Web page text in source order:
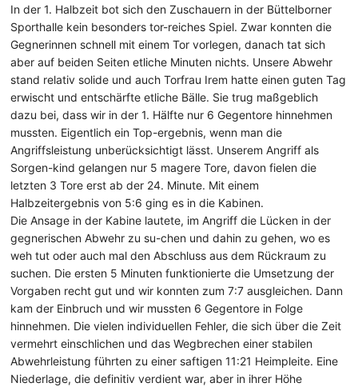
In der 1. Halbzeit bot sich den Zuschauern in der Büttelborner
Sporthalle kein besonders tor-reiches Spiel. Zwar konnten die
Gegnerinnen schnell mit einem Tor vorlegen, danach tat sich
aber auf beiden Seiten etliche Minuten nichts. Unsere Abwehr
stand relativ solide und auch Torfrau Irem hatte einen guten Tag
erwischt und entschärfte etliche Bälle. Sie trug maßgeblich
dazu bei, dass wir in der 1. Hälfte nur 6 Gegentore hinnehmen
mussten. Eigentlich ein Top-ergebnis, wenn man die
Angriffsleistung unberücksichtigt lässt. Unserem Angriff als
Sorgen-kind gelangen nur 5 magere Tore, davon fielen die
letzten 3 Tore erst ab der 24. Minute. Mit einem
Halbzeitergebnis von 5:6 ging es in die Kabinen.
Die Ansage in der Kabine lautete, im Angriff die Lücken in der
gegnerischen Abwehr zu su-chen und dahin zu gehen, wo es
weh tut oder auch mal den Abschluss aus dem Rückraum zu
suchen. Die ersten 5 Minuten funktionierte die Umsetzung der
Vorgaben recht gut und wir konnten zum 7:7 ausgleichen. Dann
kam der Einbruch und wir mussten 6 Gegentore in Folge
hinnehmen. Die vielen individuellen Fehler, die sich über die Zeit
vermehrt einschlichen und das Wegbrechen einer stabilen
Abwehrleistung führten zu einer saftigen 11:21 Heimpleite. Eine
Niederlage, die definitiv verdient war, aber in ihrer Höhe